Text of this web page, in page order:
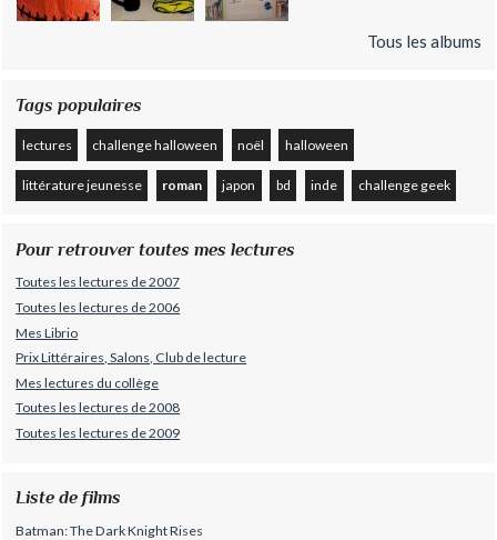
Tous les albums
Tags populaires
lectures challenge halloween noël halloween
littérature jeunesse roman japon bd inde challenge geek
Pour retrouver toutes mes lectures
Toutes les lectures de 2007
Toutes les lectures de 2006
Mes Librio
Prix Littéraires, Salons, Club de lecture
Mes lectures du collège
Toutes les lectures de 2008
Toutes les lectures de 2009
Liste de films
Batman: The Dark Knight Rises